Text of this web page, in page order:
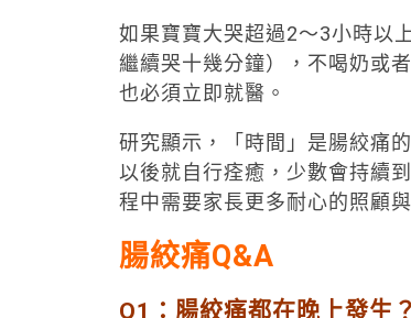
如果寶寶大哭超過2～3小時以
繼續哭十幾分鐘），不喝奶或
也必須立即就醫。
研究顯示，「時間」是腸絞痛
以後就自行痊癒，少數會持續
程中需要家長更多耐心的照顧與
腸絞痛Q&A
Q1：腸絞痛都在晚上發生？